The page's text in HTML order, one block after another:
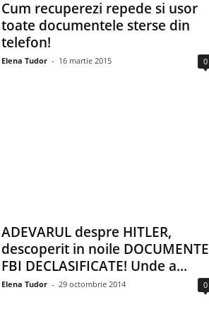
Cum recuperezi repede si usor
toate documentele sterse din
telefon!
Elena Tudor - 16 martie 2015 0
ADEVARUL despre HITLER,
descoperit in noile DOCUMENTE
FBI DECLASIFICATE! Unde a...
Elena Tudor - 29 octombrie 2014 0